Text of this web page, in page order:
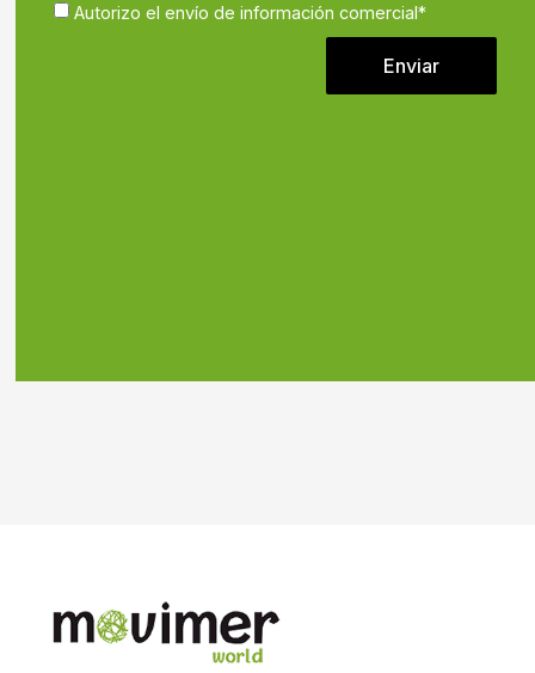
Autorizo el envío de información comercial*
Enviar